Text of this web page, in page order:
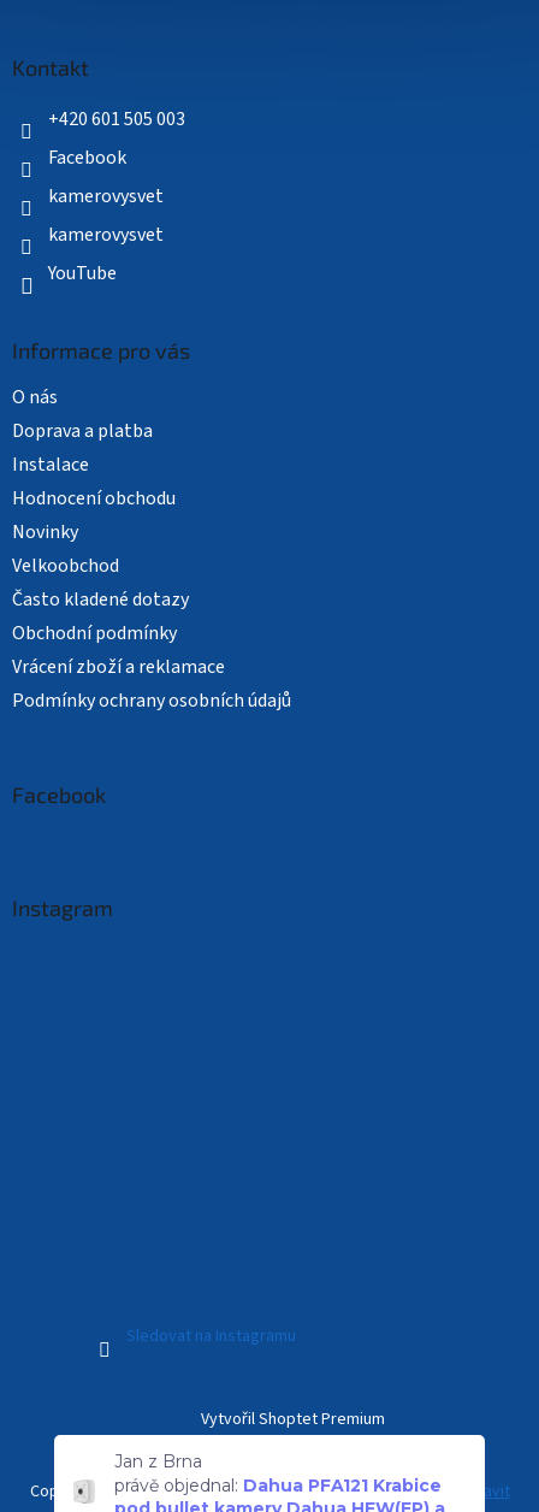
Kontakt
+420 601 505 003
Facebook
kamerovysvet
kamerovysvet
YouTube
Informace pro vás
O nás
Doprava a platba
Instalace
Hodnocení obchodu
Novinky
Velkoobchod
Často kladené dotazy
Obchodní podmínky
Vrácení zboží a reklamace
Podmínky ochrany osobních údajů
Facebook
Instagram
Sledovat na Instagramu
Vytvořil Shoptet Premium
Copyright 2026Kamerový Svět. Všechna práva vyhrazena.
Upravit
Jan z Brna
právě objednal:
pod bullet kamery Dahua HFW(EP) a
držák PFB121W, venkovní IP66